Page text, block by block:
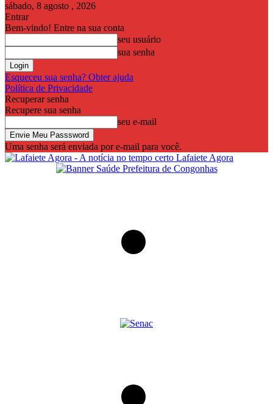
sábado, 8 agosto , 2026
Entrar
Bem-vindo! Entre na sua conta
seu usuário
sua senha
Esqueceu sua senha? Obter ajuda
Política de Privacidade
Recuperar senha
Recupere sua senha
seu e-mail
Uma senha será enviada por e-mail para você.
Lafaiete Agora